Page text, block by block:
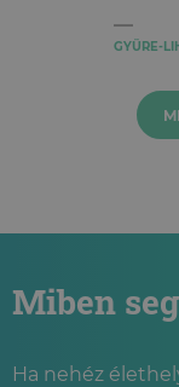
GYÜRE-
Miben
Ha nehéz